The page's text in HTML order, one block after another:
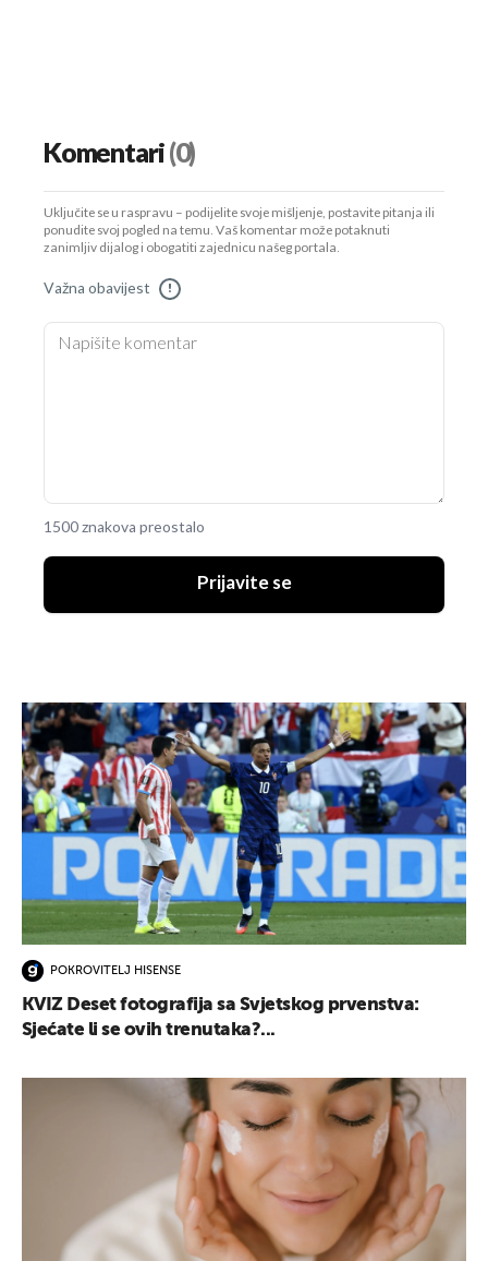
Komentari(0)
Uključite se u raspravu – podijelite svoje mišljenje, postavite pitanja ili
ponudite svoj pogled na temu. Vaš komentar može potaknuti
zanimljiv dijalog i obogatiti zajednicu našeg portala.
Važna obavijest !
1500 znakova preostalo
Prijavite se
POKROVITELJ HISENSE
KVIZ Deset fotografija sa Svjetskog prvenstva:
Sjećate li se ovih trenutaka?...